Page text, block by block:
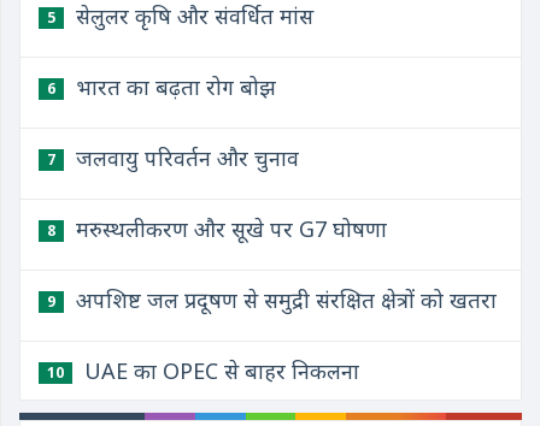
5 सेलुलर कृषि और संवर्धित मांस
6 भारत का बढ़ता रोग बोझ
7 जलवायु परिवर्तन और चुनाव
8 मरुस्थलीकरण और सूखे पर G7 घोषणा
9 अपशिष्ट जल प्रदूषण से समुद्री संरक्षित क्षेत्रों को खतरा
10 UAE का OPEC से बाहर निकलना